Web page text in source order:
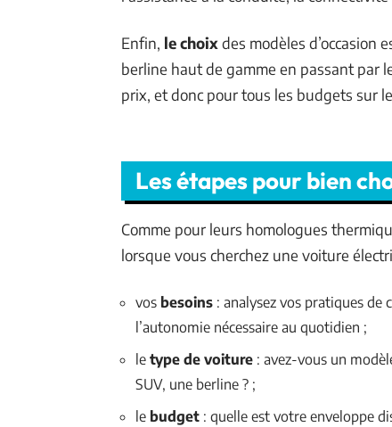
Enfin, le choixdes modèles d’occasion
berline haut de gamme en passant par
prix, et donc pour tous les budgets sur le
Les étapes pour bien
Comme pour leurs homologues
lorsque vous cherchez une voiture
vos besoins : analysez vos pratiques
l’autonomie nécessaire au quotidien ;
le type de voiture : avez-vous un
SUV, une berline ? ;
le budget : quelle est votre enveloppe